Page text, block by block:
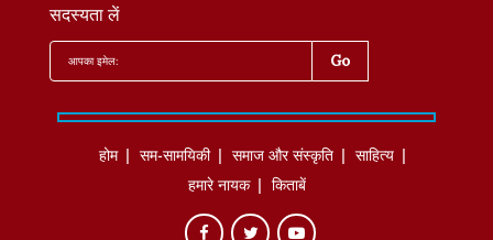
सदस्यता लें
होम सम-सामयिकी समाज और संस्कृति
साहित्‍य
हमारे नायक
किताबें